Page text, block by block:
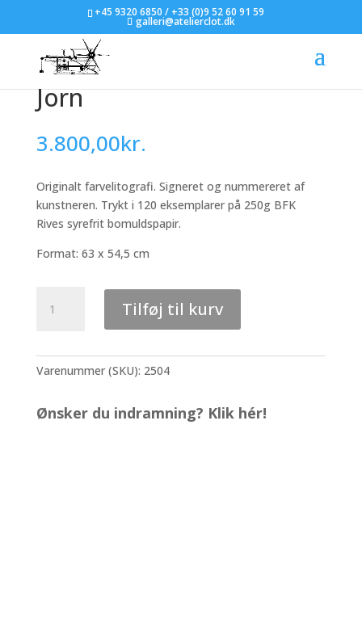
+45 9320 6850 / +33 (0)9 52 60 91 59
galleri@atelierclot.dk
Søren Behncke – Asger
Jorn
3.800,00kr.
Originalt farvelitografi. Signeret og nummereret af
kunstneren. Trykt i 120 eksemplarer på 250g BFK
Rives syrefrit bomuldspapir.
Format: 63 x 54,5 cm
Behncke
Jorn
Tilføj til kurv
Varenummer (SKU): 2504
Ønsker du indramning? Klik hér!